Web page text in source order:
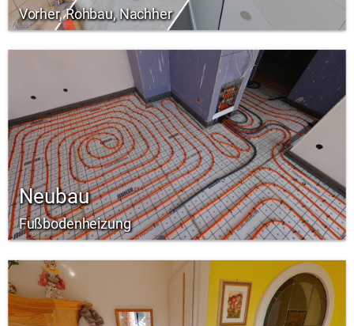
Vorher, Rohbau, Nachher
Neubau
Fußbodenheizung